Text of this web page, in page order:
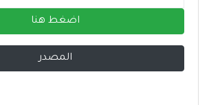
اضغط هنا
المصدر